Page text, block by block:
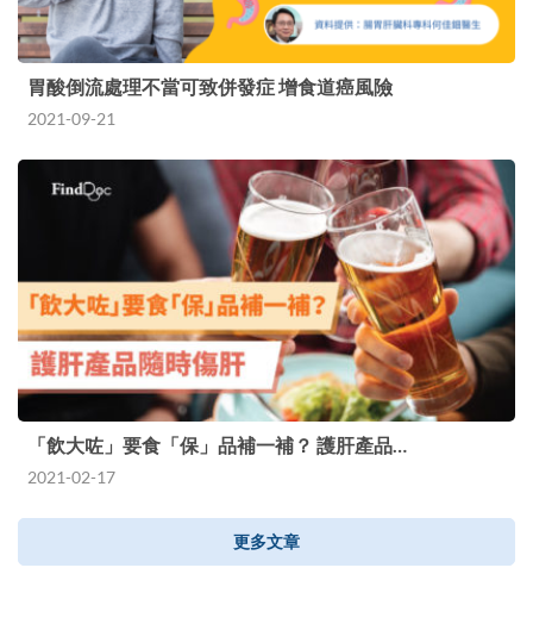
胃酸倒流處理不當可致併發症 增食道癌風險
2021-09-21
「飲大咗」要食「保」品補一補？ 護肝產品…
2021-02-17
更多文章